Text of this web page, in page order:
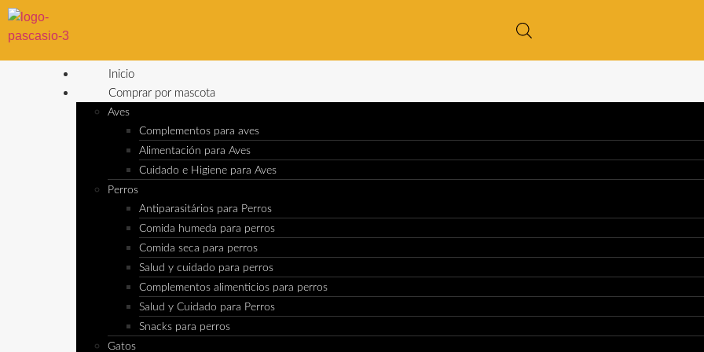
Inicio
Comprar por mascota
Aves
Complementos para aves
Alimentación para Aves
Cuidado e Higiene para Aves
Perros
Antiparasitários para Perros
Comida humeda para perros
Comida seca para perros
Salud y cuidado para perros
Complementos alimenticios para perros
Salud y Cuidado para Perros
Snacks para perros
Gatos